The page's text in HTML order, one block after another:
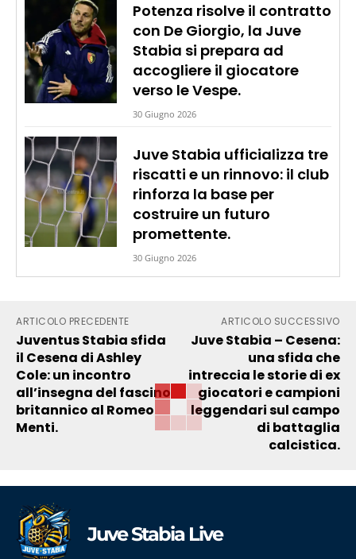
Potenza risolve il contratto
con De Giorgio, la Juve
Stabia si prepara ad
accogliere il giocatore
verso le Vespe.
30 Giugno 2026
Juve Stabia ufficializza tre
riscatti e un rinnovo: il club
rinforza la base per
costruire un futuro
promettente.
30 Giugno 2026
ARTICOLO PRECEDENTE
Juventus Stabia sfida
il Cesena di Ashley
Cole: un incontro
all’insegna del fascino
britannico al Romeo
Menti.
ARTICOLO SUCCESSIVO
Juve Stabia – Cesena:
una sfida che
intreccia le storie di ex
giocatori e campioni
leggendari sul campo
di battaglia
calcistica.
Juve Stabia Live